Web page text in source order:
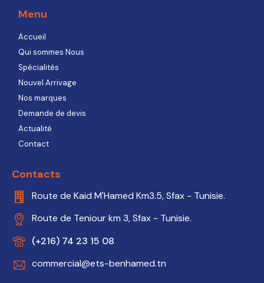
Menu
Accueil
Qui sommes Nous
Spécialités
Nouvel Arrivage
Nos marques
Demande de devis
Actualité
Contact
Contacts
Route de Kaid M'Hamed Km3.5, Sfax - Tunisie.
Route de Teniour km 3, Sfax - Tunisie.
(+216) 74 23 15 08
commercial@ets-benhamed.tn